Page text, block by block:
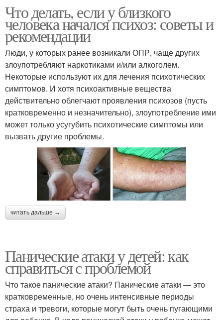
Что делать, если у близкого
человека начался психоз: советы и
рекомендации
Люди, у которых ранее возникали ОПР, чаще других
злоупотребляют наркотиками и/или алкоголем.
Некоторые используют их для лечения психотических
симптомов. И хотя психоактивные вещества
действительно облегчают проявления психозов (пусть
кратковременно и незначительно), злоупотребление ими
может только усугубить психотические симптомы или
вызвать другие проблемы.
читать дальше →
Панические атаки у детей: как
справиться с проблемой
Что такое панические атаки? Панические атаки — это
кратковременные, но очень интенсивные периоды
страха и тревоги, которые могут быть очень пугающими